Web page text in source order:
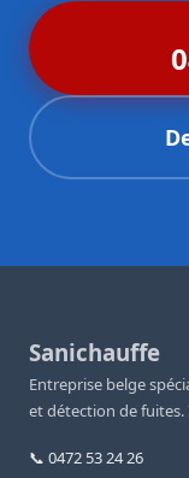
Sanichauffe
Entreprise belge
et détection de
📞 0472 53 24 26